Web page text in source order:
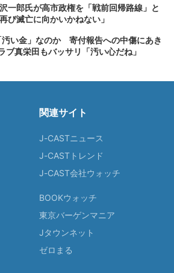
一郎氏が高市政権を「戦前回帰路線」と
滅亡に向かいかねない」
い金」なのか 寄付報告への中傷にあき
ブ真栄田もバッサリ「汚い心だね」
関連サイト
J-CASTニュース
J-CASTトレンド
J-CAST会社ウォッチ
BOOKウォッチ
東京バーゲンマニア
Jタウンネット
ゼロまる